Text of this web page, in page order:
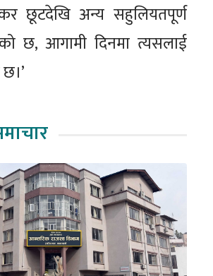
कर छूटदेखि अन्य सहुलियतपूर्ण
छ, आगामी दिनमा त्यसलाई